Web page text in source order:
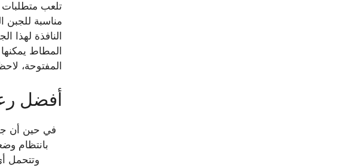
تلعب متطلبات
مناسبة
النافذة لهذا
المطاط
المفتوحة،
أفضل
وتتحمل